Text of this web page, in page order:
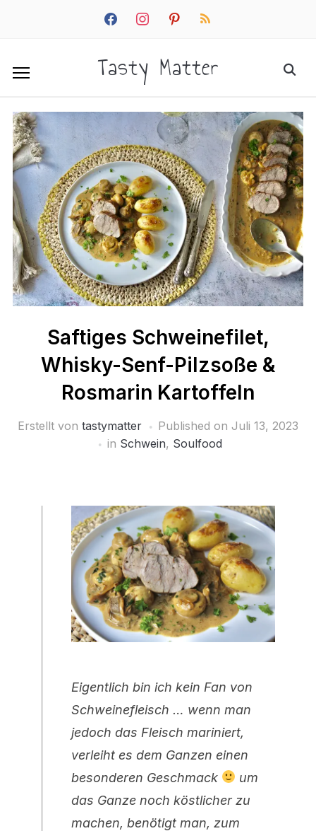
facebookinstagrampinterestrss
Tasty Matter
Saftiges Schweinefilet,
Whisky-Senf-Pilzsoße &
Rosmarin Kartoffeln
Erstellt von tastymatter Published on Juli 13, 2023
in Schwein, Soulfood
Eigentlich bin ich kein Fan von
Schweinefleisch … wenn man
jedoch das Fleisch mariniert,
verleiht es dem Ganzen einen
besonderen Geschmack
um
das Ganze noch köstlicher zu
machen, benötigt man, zum